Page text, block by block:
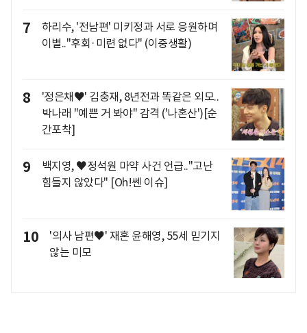
7
하리수, '전남편' 미키정과 서로 응원하며
이별.."후회·미련 없다" (이중생활)
8
'정은채♥' 김충재, 8년전과 똑같은 외모..
박나래 "예쁜 거 봐야" 감격 ('나혼산')[순
간포착]
9
백지영, ♥정석원 마약 사건 언급.."고난
힘들지 않았다" [Oh!쎈 이슈]
10
'의사 남편♥' 재혼 윤해영, 55세 믿기지
않는 미모